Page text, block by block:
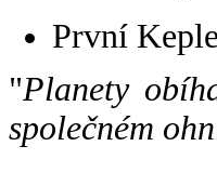
První
"Planety
společném